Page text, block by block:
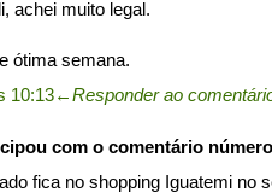
achei muito legal.
ótima semana.
10:13←Responder ao
com o comentário
fica no shopping Iguatemi no